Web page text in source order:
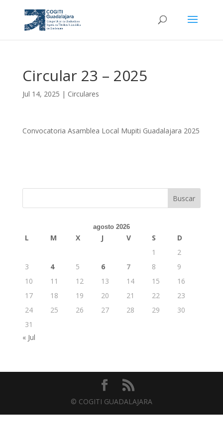
Circular 23 – 2025
Jul 14, 2025 | Circulares
Convocatoria Asamblea Local Mupiti Guadalajara 2025
Buscar
agosto 2026
L M X J V S
D
1
2
3
4 5 6 7 8
9
10
11 12 13 14 15
16
17
18 19 20 21 22
23
24
25 26 27 28 29
30
31
« Jul
© COGITI GUADALAJARA